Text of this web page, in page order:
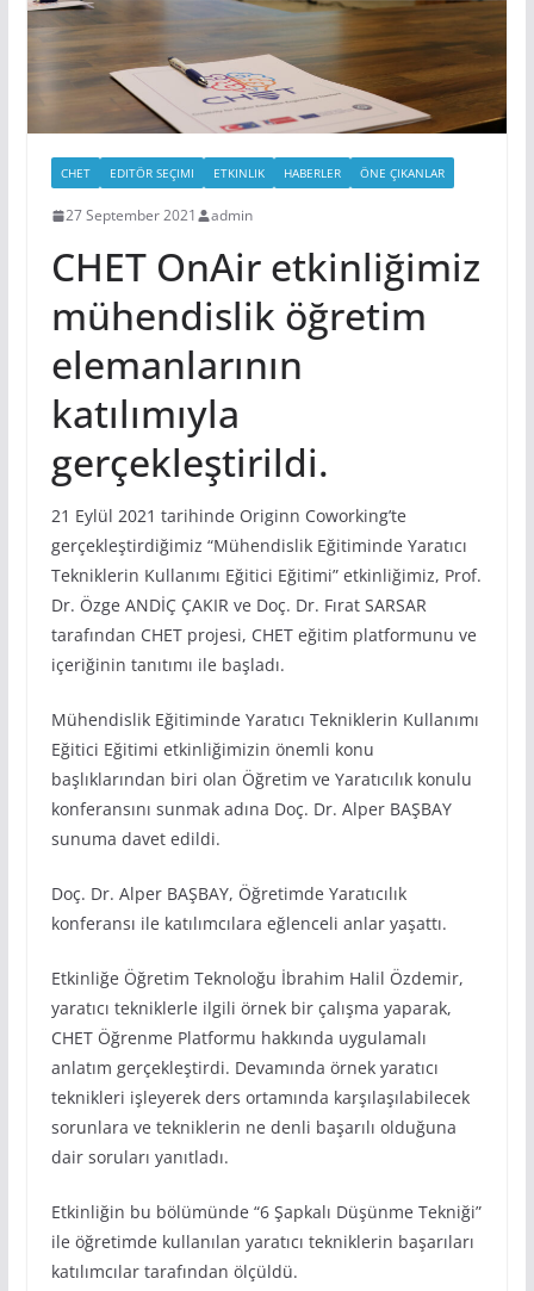
CHET EDITÖR SEÇIMI ETKINLIK HABERLER ÖNE ÇIKANLAR
27 September 2021 admin
CHET OnAir etkinliğimiz
mühendislik öğretim
elemanlarının
katılımıyla
gerçekleştirildi.
21 Eylül 2021 tarihinde Originn Coworking’te
gerçekleştirdiğimiz “Mühendislik Eğitiminde Yaratıcı
Tekniklerin Kullanımı Eğitici Eğitimi” etkinliğimiz, Prof.
Dr. Özge ANDİÇ ÇAKIR ve Doç. Dr. Fırat SARSAR
tarafından CHET projesi, CHET eğitim platformunu ve
içeriğinin tanıtımı ile başladı.
Mühendislik Eğitiminde Yaratıcı Tekniklerin Kullanımı
Eğitici Eğitimi etkinliğimizin önemli konu
başlıklarından biri olan Öğretim ve Yaratıcılık konulu
konferansını sunmak adına Doç. Dr. Alper BAŞBAY
sunuma davet edildi.
Doç. Dr. Alper BAŞBAY, Öğretimde Yaratıcılık
konferansı ile katılımcılara eğlenceli anlar yaşattı.
Etkinliğe Öğretim Teknoloğu İbrahim Halil Özdemir,
yaratıcı tekniklerle ilgili örnek bir çalışma yaparak,
CHET Öğrenme Platformu hakkında uygulamalı
anlatım gerçekleştirdi. Devamında örnek yaratıcı
teknikleri işleyerek ders ortamında karşılaşılabilecek
sorunlara ve tekniklerin ne denli başarılı olduğuna
dair soruları yanıtladı.
Etkinliğin bu bölümünde “6 Şapkalı Düşünme Tekniği”
ile öğretimde kullanılan yaratıcı tekniklerin başarıları
katılımcılar tarafından ölçüldü.